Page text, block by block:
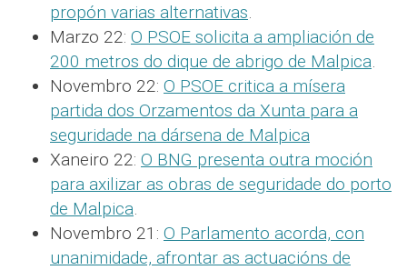
propón varias alternativas.
Marzo 22: O PSOE solicita a ampliación de
200 metros do dique de abrigo de Malpica.
Novembro 22: O PSOE critica a mísera
partida dos Orzamentos da Xunta para a
seguridade na dársena de Malpica
Xaneiro 22: O BNG presenta outra moción
para axilizar as obras de seguridade do porto
de Malpica.
Novembro 21: O Parlamento acorda, con
unanimidade, afrontar as actuacións de